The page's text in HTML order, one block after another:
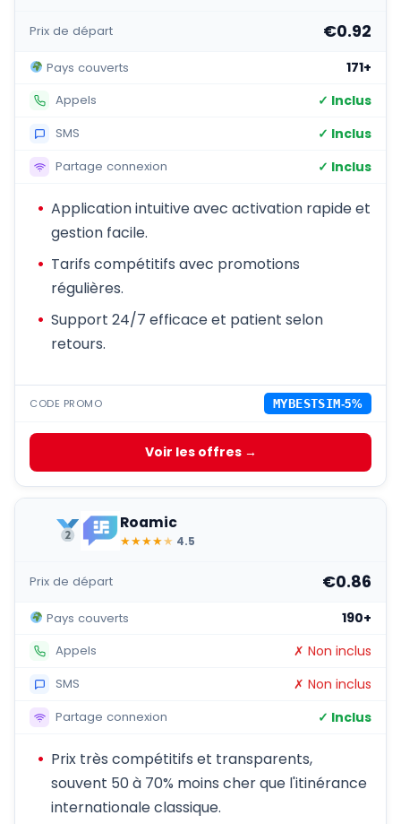
Prix de départ €0.92
Pays couverts 171+
Appels ✓ Inclus
SMS ✓ Inclus
Partage connexion ✓ Inclus
Application intuitive avec activation rapide et
gestion facile.
Tarifs compétitifs avec promotions
régulières.
Support 24/7 efficace et patient selon
retours.
CODE PROMO MYBESTSIM-5%
Voir les offres →
Roamic
★★★★★ 4.5
Prix de départ €0.86
Pays couverts 190+
Appels ✗ Non inclus
SMS ✗ Non inclus
Partage connexion ✓ Inclus
Prix très compétitifs et transparents,
souvent 50 à 70% moins cher que l'itinérance
internationale classique.